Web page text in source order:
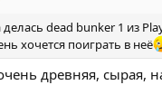
делась dead bunker 1 из
хочется поиграть в неё
древняя, сырая,